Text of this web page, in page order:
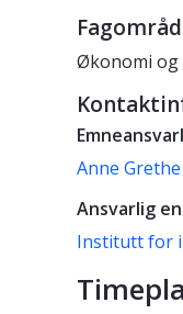
Økonomi og
Anne
Ansvarlig
Institutt for